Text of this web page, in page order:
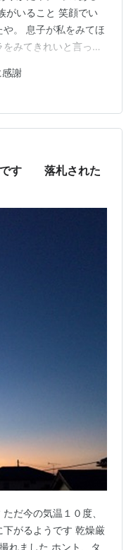
がいること 笑顔でい
。 息子が私をみてほ
みてきれいと言って
いのない話ができる
ジをくれること 友達
たこと 今 の連続に
、 忘れちゃいけない
ない人がいること 家
感謝
です 落札された
だ今の気温１０度、
がるようです 乾燥厳
れました ホント、タ